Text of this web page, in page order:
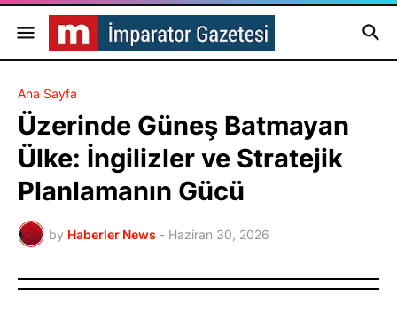
Ana Sayfa
Üzerinde Güneş Batmayan
Ülke: İngilizler ve Stratejik
Planlamanın Gücü
by Haberler News - Haziran 30, 2026